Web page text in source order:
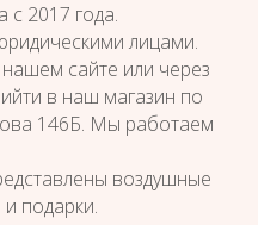
с 2017 года.
лицами.
сайте или через
в наш магазин по
146Б. Мы работаем
воздушные
подарки.